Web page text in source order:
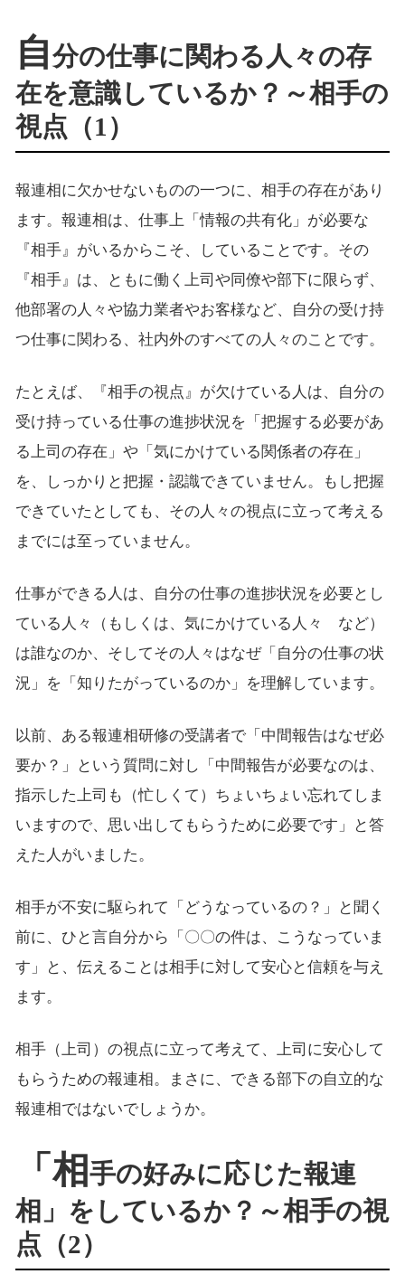
自分の仕事に関わる人々の存
在を意識しているか？～相手の
視点（1）
報連相に欠かせないものの一つに、相手の存在があり
ます。報連相は、仕事上「情報の共有化」が必要な
『相手』がいるからこそ、していることです。その
『相手』は、ともに働く上司や同僚や部下に限らず、
他部署の人々や協力業者やお客様など、自分の受け持
つ仕事に関わる、社内外のすべての人々のことです。
たとえば、『相手の視点』が欠けている人は、自分の
受け持っている仕事の進捗状況を「把握する必要があ
る上司の存在」や「気にかけている関係者の存在」
を、しっかりと把握・認識できていません。もし把握
できていたとしても、その人々の視点に立って考える
までには至っていません。
仕事ができる人は、自分の仕事の進捗状況を必要とし
ている人々（もしくは、気にかけている人々 など）
は誰なのか、そしてその人々はなぜ「自分の仕事の状
況」を「知りたがっているのか」を理解しています。
以前、ある報連相研修の受講者で「中間報告はなぜ必
要か？」という質問に対し「中間報告が必要なのは、
指示した上司も（忙しくて）ちょいちょい忘れてしま
いますので、思い出してもらうために必要です」と答
えた人がいました。
相手が不安に駆られて「どうなっているの？」と聞く
前に、ひと言自分から「〇〇の件は、こうなっていま
す」と、伝えることは相手に対して安心と信頼を与え
ます。
相手（上司）の視点に立って考えて、上司に安心して
もらうための報連相。まさに、できる部下の自立的な
報連相ではないでしょうか。
「相手の好みに応じた報連
相」をしているか？～相手の視
点（2）